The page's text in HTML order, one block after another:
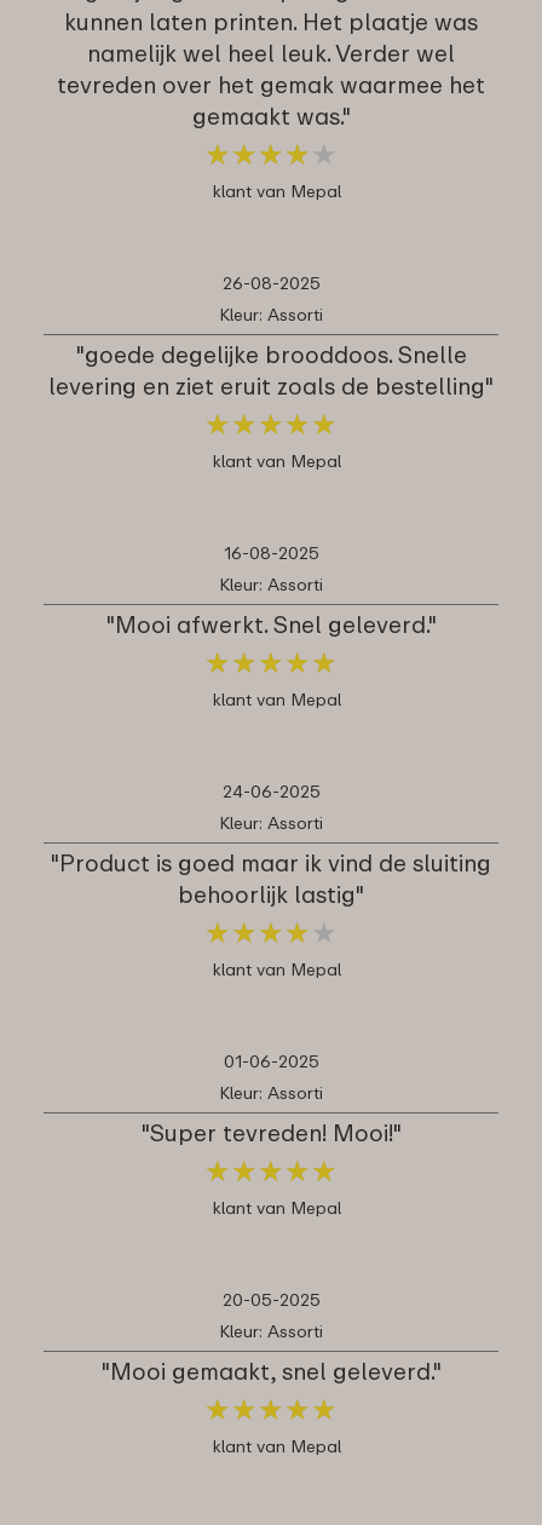
kunnen laten printen. Het plaatje was
namelijk wel heel leuk. Verder wel
tevreden over het gemak waarmee het
gemaakt was."
★★★★ ★
★★★★ ★
klant van Mepal
26-08-2025
Kleur: Assorti
"goede degelijke brooddoos. Snelle
levering en ziet eruit zoals de bestelling"
★★★★★
★★★★★
klant van Mepal
16-08-2025
Kleur: Assorti
"Mooi afwerkt. Snel geleverd."
★★★★★
★★★★★
klant van Mepal
24-06-2025
Kleur: Assorti
"Product is goed maar ik vind de sluiting
behoorlijk lastig"
★★★★ ★
★★★★ ★
klant van Mepal
01-06-2025
Kleur: Assorti
"Super tevreden! Mooi!"
★★★★★
★★★★★
klant van Mepal
20-05-2025
Kleur: Assorti
"Mooi gemaakt, snel geleverd."
★★★★★
★★★★★
klant van Mepal